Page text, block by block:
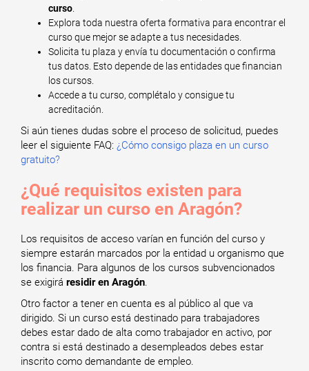
curso
Explora toda nuestra oferta formativa para encontrar el
curso que mejor se adapte a tus necesidades.
Solicita tu plaza y envía tu documentación o confirma
tus datos. Esto depende de las entidades que financian
los cursos.
Accede a tu curso, complétalo y consigue tu
acreditación.
Si aún tienes dudas sobre el proceso de solicitud, puedes
leer el siguiente FAQ: ¿Cómo consigo plaza en un curso
gratuito?
¿Qué requisitos existen para
realizar un curso en Aragón?
Los requisitos de acceso varían en función del curso y
siempre estarán marcados por la entidad u organismo que
los financia. Para algunos de los cursos subvencionados
se exigirá residir en Aragón.
Otro factor a tener en cuenta es al público al que va
dirigido. Si un curso está destinado para trabajadores
debes estar dado de alta como trabajador en activo, por
contra si está destinado a desempleados debes estar
inscrito como demandante de empleo.